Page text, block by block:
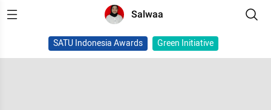
Salwaa
SATU Indonesia Awards Green Initiative